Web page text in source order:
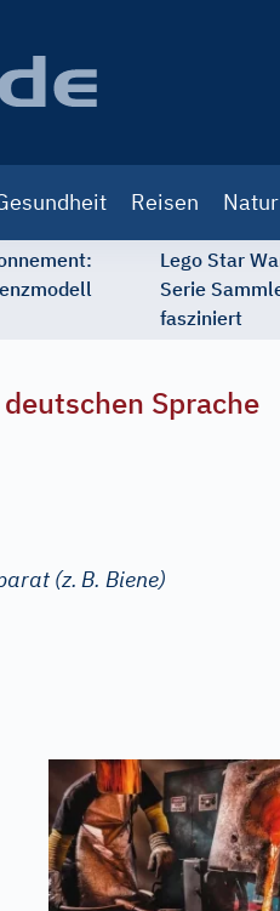
Reisen
Lego Star
Serie
fasziniert
Sprache
(z. B. Biene)